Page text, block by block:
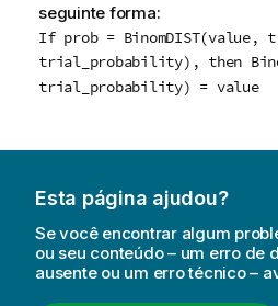
seguinte forma:
If prob = BinomDIST(value,
trial_probability), then
trial_probability) = value
Esta página ajudou?
Se você encontrar algum
ou seu conteúdo – um erro de
ausente ou um erro técnico –